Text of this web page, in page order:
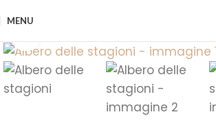
MENU